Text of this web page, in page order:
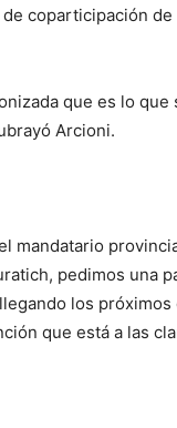
coparticipación
que es lo
Arcioni.
mandatario
pedimos una
los
que está a las